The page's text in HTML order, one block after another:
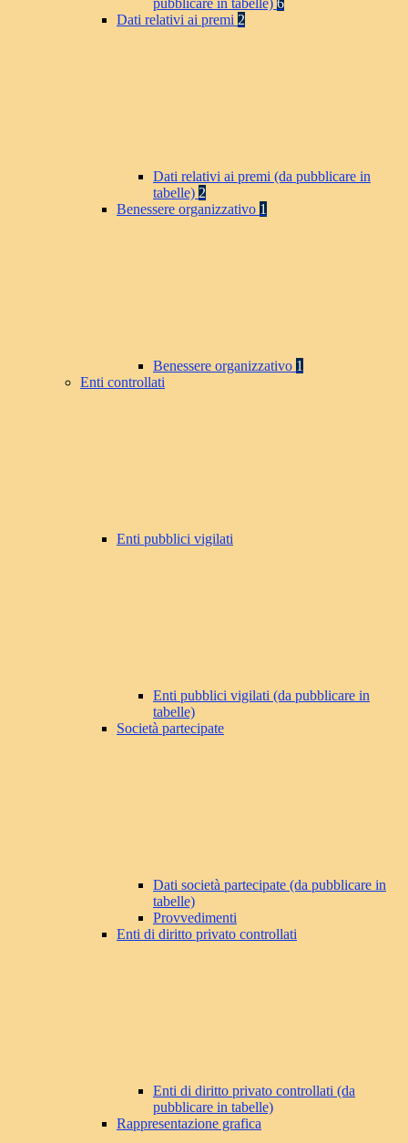
pubblicare in tabelle) 6
Dati relativi ai premi 2
Dati relativi ai premi (da pubblicare in
tabelle) 2
Benessere organizzativo 1
Benessere organizzativo 1
Enti controllati
Enti pubblici vigilati
Enti pubblici vigilati (da pubblicare in
tabelle)
Società partecipate
Dati società partecipate (da pubblicare in
tabelle)
Provvedimenti
Enti di diritto privato controllati
Enti di diritto privato controllati (da
pubblicare in tabelle)
Rappresentazione grafica